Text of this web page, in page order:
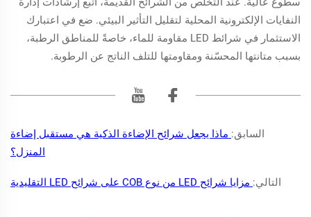
النفايات الإلكترونية المحلية لتقليل التأثير البيئي. ضع في اعتبارك
الاستثمار في شرائط LED مقاومة للماء، خاصةً للمناطق الرطبة،
بسبب متانتها المحسّنة ومقاومتها للتلف الناتج عن الرطوبة.
السابق:ماذا يجعل شرائح الإضاءة الذكية هي مستقبل إضاءة
المنزل؟
التالي:مزايا شرائح LED من نوع COB على شرائح LED التقليدية